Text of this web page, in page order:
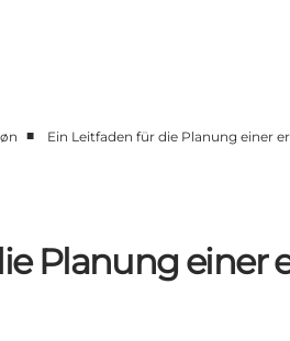
■ Ein Leitfaden für die Planung einer
Planung